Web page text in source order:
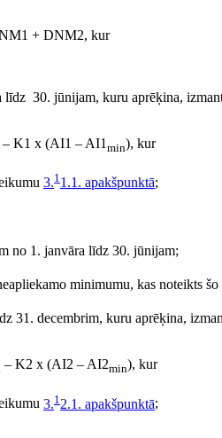
+ DNM2, kur
30. jūnijam, kuru aprēķina,
– K1 x (AI1 – AI1 min), kur
3.1 1.1. apakšpunktā;
no 1. janvāra līdz 30. jūnijam;
minimumu, kas noteikts
31. decembrim, kuru aprēķina,
– K2 x (AI2 – AI2min), kur
3.1 2.1. apakšpunktā;